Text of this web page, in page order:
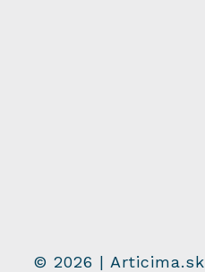
© 2026 | Articima.sk